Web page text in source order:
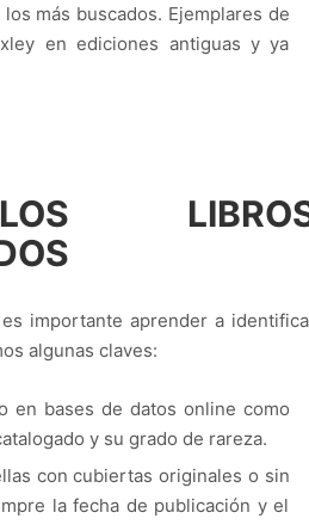
más buscados. Ejemplares de
en ediciones antiguas y ya
importante aprender a
algunas claves:
en bases de datos online como
y su grado de rareza.
con cubiertas originales o sin
la fecha de publicación y el